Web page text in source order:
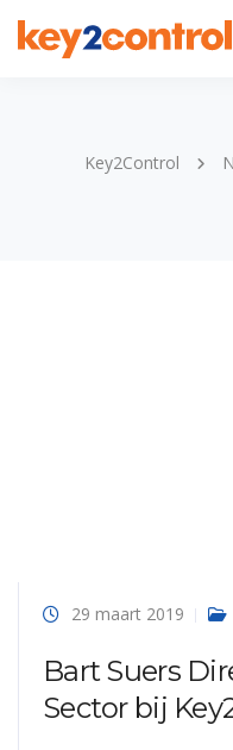
Key2Control
29 maart 2019
Bart Suers
Sector bij